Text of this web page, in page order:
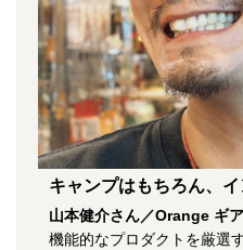
キャンプはもちろん、
山本健介さん／Orange ギ
機能的なプロダクトを厳選